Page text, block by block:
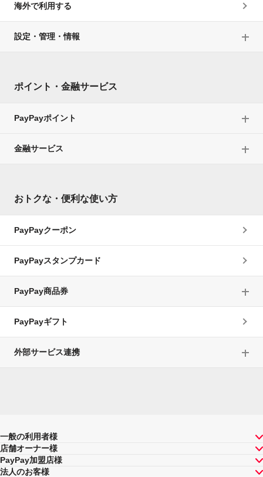
海外で利用する
設定・管理・情報
ポイント・金融サービス
PayPayポイント
金融サービス
おトクな・便利な使い方
PayPayクーポン
PayPayスタンプカード
PayPay商品券
PayPayギフト
外部サービス連携
一般の利用者様
店舗オーナー様
PayPay加盟店様
法人のお客様